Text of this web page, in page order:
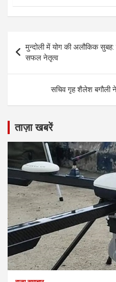
navigation
मुन्दोली में योग की अलौकिक सुबह:
सफल नेतृत्व
सचिव गृह शैलेश बगौली ने
ताज़ा खबरें